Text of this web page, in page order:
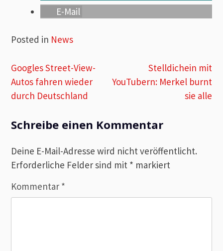
E-Mail
Posted in News
Beitragsnavigation
Googles Street-View-
Autos fahren wieder
durch Deutschland
Stelldichein mit
YouTubern: Merkel burnt
sie alle
Schreibe einen Kommentar
Deine E-Mail-Adresse wird nicht veröffentlicht.
Erforderliche Felder sind mit * markiert
Kommentar *